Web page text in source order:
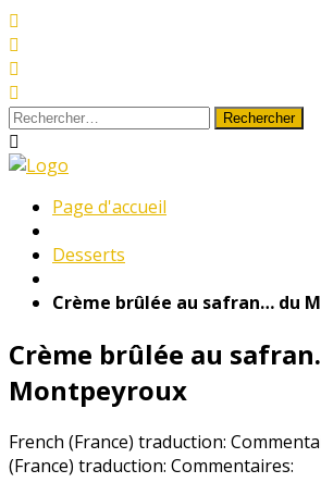
Aller
au
contenu
Rechercher :
Monde
de
Milan
Page d'accueil
Desserts
Crème brûlée au safran… du
Crème brûlée au
Montpeyroux
French (France) traduction:
(France) traduction: Commentaires: